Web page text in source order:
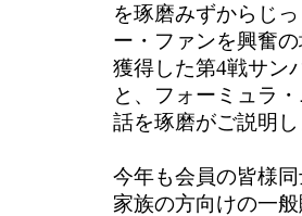
を琢磨みずからじ
ー・ファンを興奮
獲得した第4戦サン
と、フォーミュラ
話を琢磨がご説明し
今年も会員の皆様
家族の方向けの一